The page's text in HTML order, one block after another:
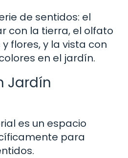
de sentidos: el
con la tierra, el olfato
flores, y la vista con
en el jardín.
Jardín
es un espacio
para